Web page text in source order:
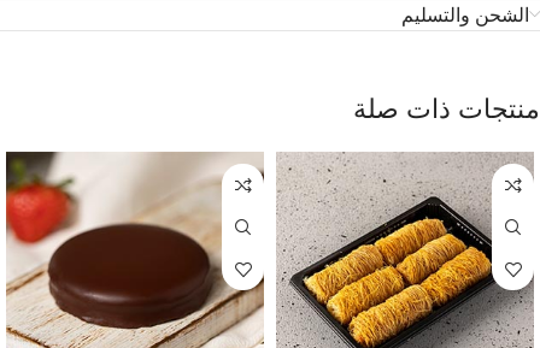
الشحن والتسليم
منتجات ذات صلة